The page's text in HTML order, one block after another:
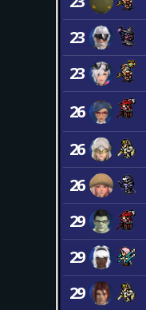
23
23
26
26
26
29
29
29